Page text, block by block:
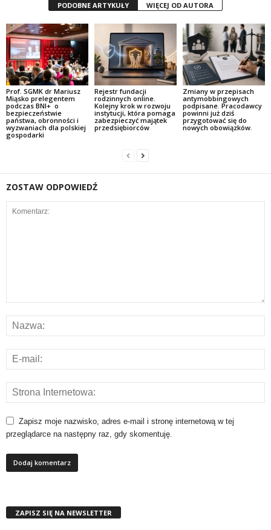
PODOBNE ARTYKUŁY WIĘCEJ OD AUTORA
Prof. SGMK dr Mariusz
Miąsko prelegentem
podczas BNI+ o
bezpieczeństwie
państwa, obronności i
wyzwaniach dla polskiej
gospodarki
Rejestr fundacji
rodzinnych online.
Kolejny krok w rozwoju
instytucji, która pomaga
zabezpieczyć majątek
przedsiębiorców
Zmiany w przepisach
antymobbingowych
podpisane. Pracodawcy
powinni już dziś
przygotować się do
nowych obowiązków.
ZOSTAW ODPOWIEDŹ
Zapisz moje nazwisko, adres e-mail i stronę internetową w tej
przeglądarce na następny raz, gdy skomentuję.
ZAPISZ SIĘ NA NEWSLETTER